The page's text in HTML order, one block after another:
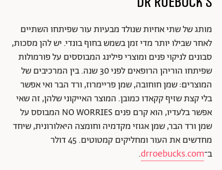
מותג של שתי אחיות שנולד מבעיות עור שפיתחו השתיים
לאחר שבילו יותר מדי זמן בשמש בחוף בונדי. יש להן מסכות,
סבונים לניקוי פנים ומוצרי פילינג המבוססים על פורמולות
שפיתחו הוריהן הרופאים לפני 30 שנה. בין המרכיבים של
המוצרים: שמן חוחובה, שמן פריימרוז, ורד הבר ואי אפשר
בלי קצת שזיף קקאדו כמובן. המוצר האייקוני שלהן, זה שאי
אפשר בלעדיו, הוא קרם פנים NO WORRIES המבוסס על
שמן ורד הבר, שמן אגוזי מקדמיה וחומצה היאלורונית, שיחד
מחדשים את העור ומחליקים קמטוטים. 45 דולר
ב־drroebucks.com
.